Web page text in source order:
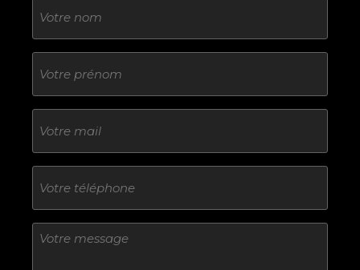
titre
mail
titre